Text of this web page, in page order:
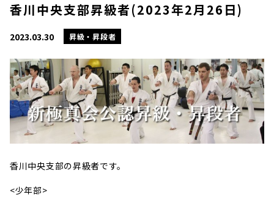
香川中央支部昇級者(2023年2月26日)
2023.03.30 昇級・昇段者
香川中央支部の昇級者です。
<少年部>